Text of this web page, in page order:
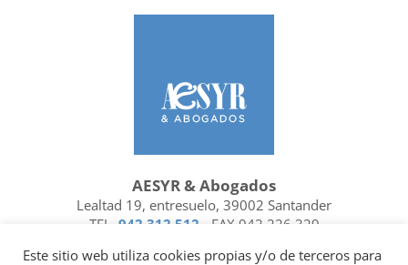
AESYR & Abogados
Lealtad 19, entresuelo, 39002 Santander
TEL. 942 312 512 - FAX 942 226 329
Este sitio web utiliza cookies propias y/o de terceros para